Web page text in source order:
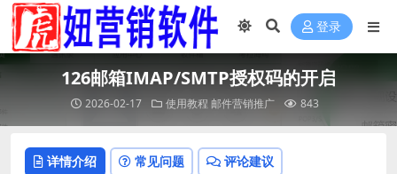
登录
126邮箱IMAP/SMTP授权码的开启
2026-02-17 使用教程 邮件营销推广 843
详情介绍 常见问题 评论建议